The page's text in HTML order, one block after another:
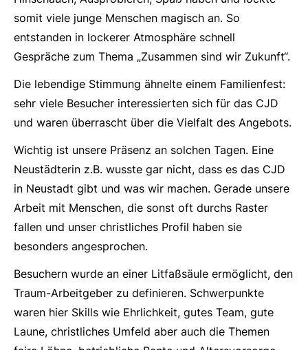
somit viele junge Menschen magisch an. So
entstanden in lockerer Atmosphäre schnell
Gespräche zum Thema „Zusammen sind wir Zukunft“.
Die lebendige Stimmung ähnelte einem Familienfest:
sehr viele Besucher interessierten sich für das CJD
und waren überrascht über die Vielfalt des Angebots.
Wichtig ist unsere Präsenz an solchen Tagen. Eine
Neustädterin z.B. wusste gar nicht, dass es das CJD
in Neustadt gibt und was wir machen. Gerade unsere
Arbeit mit Menschen, die sonst oft durchs Raster
fallen und unser christliches Profil haben sie
besonders angesprochen.
Besuchern wurde an einer Litfaßsäule ermöglicht, den
Traum-Arbeitgeber zu definieren. Schwerpunkte
waren hier Skills wie Ehrlichkeit, gutes Team, gute
Laune, christliches Umfeld aber auch die Themen